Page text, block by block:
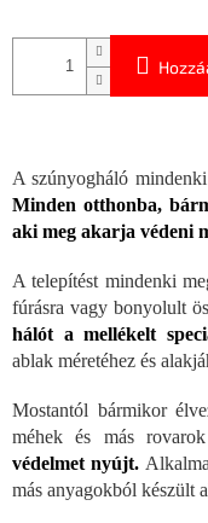
A szúnyogháló
Minden otthonba,
aki meg akarja védeni
A telepítést mindenki
fúrásra vagy bonyolult
hálót a mellékelt
ablak méretéhez és
Mostantól bármikor
méhek és más
védelmet nyújt.
más anyagokból készült